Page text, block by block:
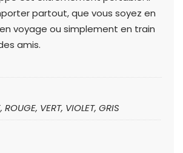
partout, que vous soyez en
voyage ou simplement en train
amis.
ROUGE, VERT, VIOLET, GRIS